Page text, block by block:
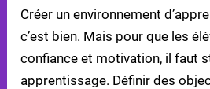
Créer un environnement
c’est bien. Mais pour que les
confiance et motivation, il faut
apprentissage. Définir des